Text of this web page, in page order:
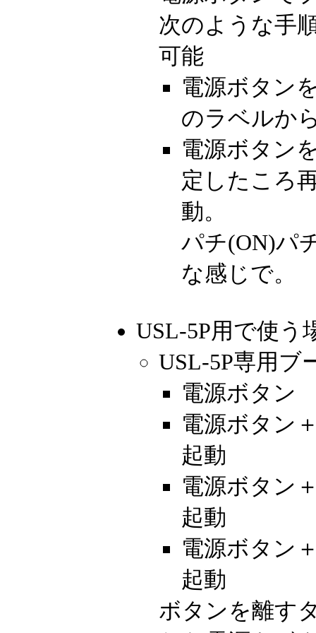
次のような手
可能
電源ボタン
のラベルか
電源ボタン
定したころ
動。
パチ(ON)パ
な感じで。
USL-5P用で使う
USL-5P専用ブ
電源ボタ
電源ボタ
起動
電源ボタ
起動
電源ボタ
起動
ボタンを離す